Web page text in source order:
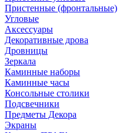
Пристенные (фронтальные)
Угловые
Аксессуары
Декоративные дрова
Дровницы
Зеркала
Каминные наборы
Каминные часы
Консольные столики
Подсвечники
Предметы Декора
Экраны